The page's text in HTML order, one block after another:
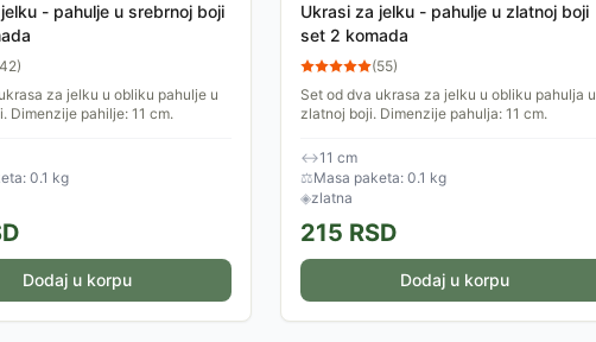
- pahulje u srebrnoj boji
42)
za jelku u obliku pahulje u
Dimenzije pahilje: 11 cm.
0.1 kg
Dodaj u korpu
Ukrasi za jelku - pahulje u zlatnoj boji
set 2 komada
(55)
Set od dva ukrasa za jelku u obliku pahulja u
zlatnoj boji. Dimenzije pahulja: 11 cm.
↔11 cm
⚖Masa paketa: 0.1 kg
◈zlatna
215 RSD
Dodaj u korpu